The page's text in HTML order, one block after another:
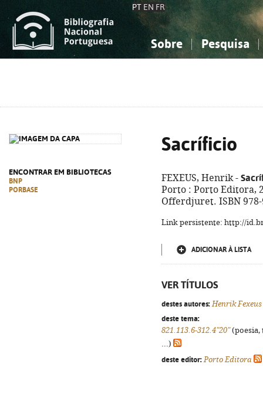
PT EN FR
Sobre Pesquisa
ENCONTRAR EM BIBLIOTECAS
BNP
PORBASE
Sacríficio
FEXEUS, Henrik -
Porto : Porto Editora,
Offerdjuret. ISBN 978-
Link persistente: http://
ADICIONAR À LISTA
VER TÍTULOS
destes autores: Henrik Fexeus
deste tema:
821.113.6-312.4"20"(poesia,
...)
deste editor: Porto Editora